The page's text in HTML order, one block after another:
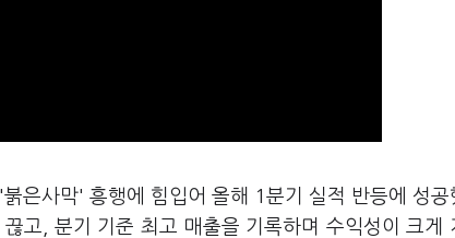
은사막' 흥행에 힘입어 올해 1분기 실적 반등에 성공
고, 분기 기준 최고 매출을 기록하며 수익성이 크게